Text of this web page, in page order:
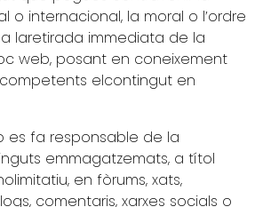
o internacional, la moral o l’ordre
laretirada immediata de la
web, posant en coneixement
elcontingut en
no es fa responsable de la
emmagatzemats, a títol
en fòrums, xats,
comentaris, xarxes socials o